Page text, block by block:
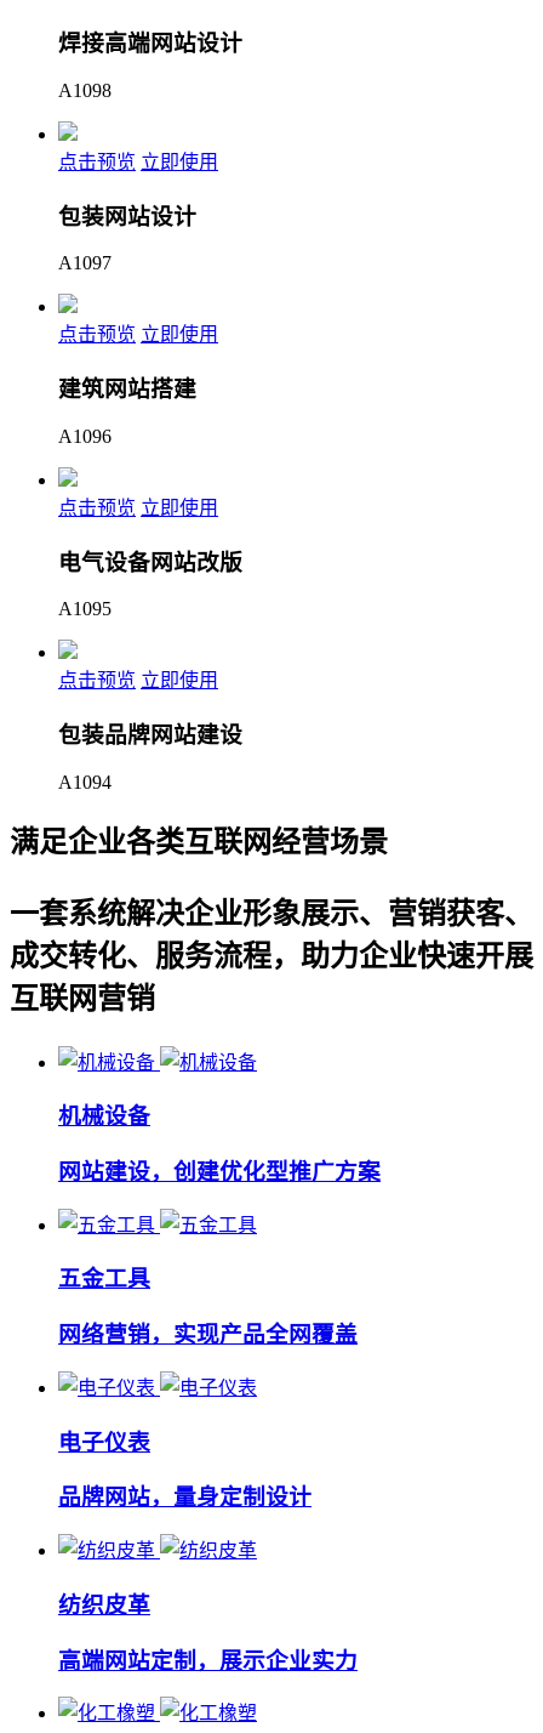
焊接高端网站设计
A1098
点击预览 立即使用
包装网站设计
A1097
点击预览 立即使用
建筑网站搭建
A1096
点击预览 立即使用
电气设备网站改版
A1095
点击预览 立即使用
包装品牌网站建设
A1094
满足企业各类互联网经营场景
一套系统解决企业形象展示、营销获客、
成交转化、服务流程，助力企业快速开展
互联网营销
机械设备
网站建设，创建优化型推广方案
五金工具
网络营销，实现产品全网覆盖
电子仪表
品牌网站，量身定制设计
纺织皮革
高端网站定制，展示企业实力